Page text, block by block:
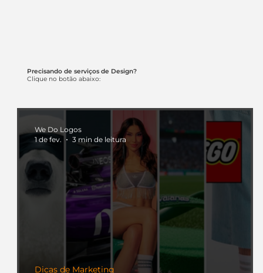
Precisando de serviços de Design?
Clique no botão abaixo:
Dicas de Marketing
We Do Logos
1 de fev.
3 min de leitura